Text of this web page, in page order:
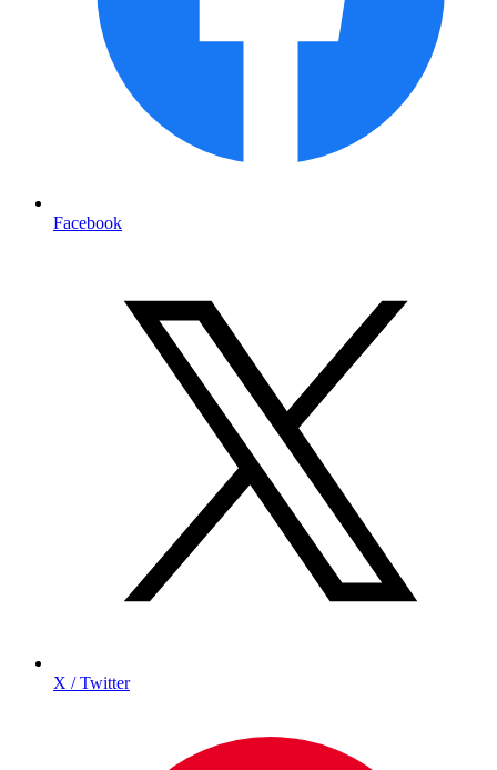
Facebook
X / Twitter